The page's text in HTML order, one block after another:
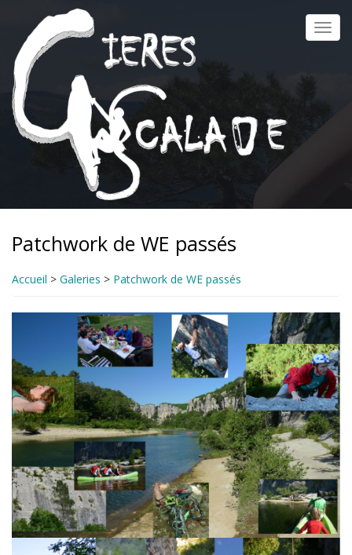
contenu
principal
Patchwork de WE passés
Accueil > Galeries > Patchwork de WE passés